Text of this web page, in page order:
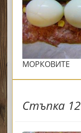
МОРКОВИТЕ
Стъпка 12